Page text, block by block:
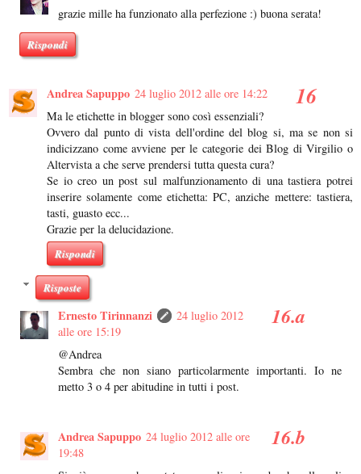
grazie mille ha funzionato alla perfezione :) buona serata!
Rispondi
Andrea Sapuppo 24 luglio 2012 alle ore 14:22
Ma le etichette in blogger sono così essenziali?
Ovvero dal punto di vista dell'ordine del blog si, ma se non si
indicizzano come avviene per le categorie dei Blog di Virgilio o
Altervista a che serve prendersi tutta questa cura?
Se io creo un post sul malfunzionamento di una tastiera potrei
inserire solamente come etichetta: PC, anziche mettere: tastiera,
tasti, guasto ecc...
Grazie per la delucidazione.
Rispondi
Risposte
Ernesto Tirinnanzi
24 luglio 2012
alle ore 15:19
@Andrea
Sembra che non siano particolarmente importanti. Io ne
metto 3 o 4 per abitudine in tutti i post.
Andrea Sapuppo 24 luglio 2012 alle ore
19:48